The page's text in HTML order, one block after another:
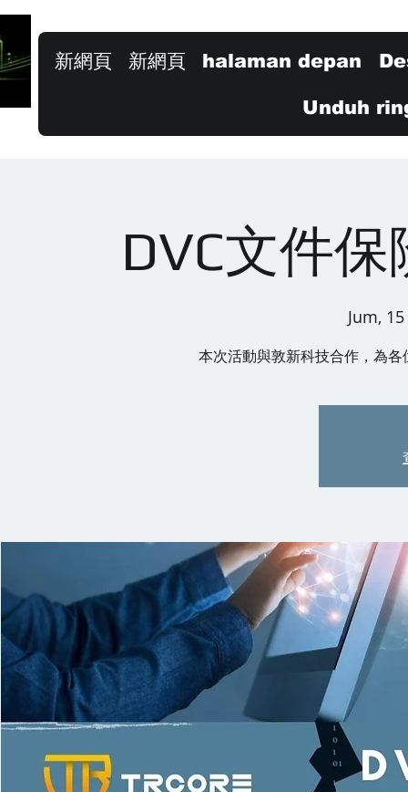
新網頁 新網頁 halaman depan
Unduh
DVC文件
Jum,
本次活動與敦新科技合作，為